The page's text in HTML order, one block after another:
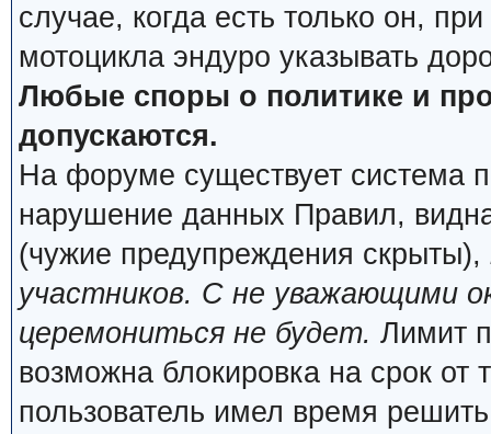
случае, когда есть только он,
мотоцикла эндуро указывать
Любые споры о политике и
допускаются.
На форуме существует система
нарушение данных Правил,
(чужие предупреждения скрыты),
участников. С не уважающими
церемониться не будет. Лимит
возможна блокировка на срок от
пользователь имел время